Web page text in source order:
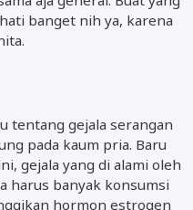
banget nih ya, karena
tentang gejala serangan
pada kaum pria. Baru
gejala yang di alami oleh
harus banyak konsumsi
hormon estrogen